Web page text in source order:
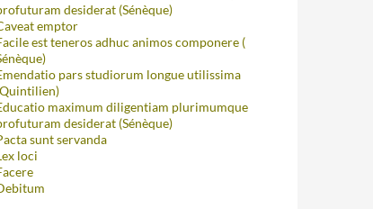
desiderat (Sénèque)
emptor
est teneros adhuc animos componere (
pars studiorum longue utilissima
maximum diligentiam plurimumque
desiderat (Sénèque)
sunt servanda
loci